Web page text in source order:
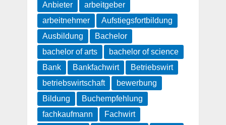
Anbieter
arbeitgeber
arbeitnehmer
Aufstiegsfortbildung
Ausbildung
Bachelor
bachelor of arts
bachelor of science
Bank
Bankfachwirt
Betriebswirt
betriebswirtschaft
bewerbung
Bildung
Buchempfehlung
fachkaufmann
Fachwirt